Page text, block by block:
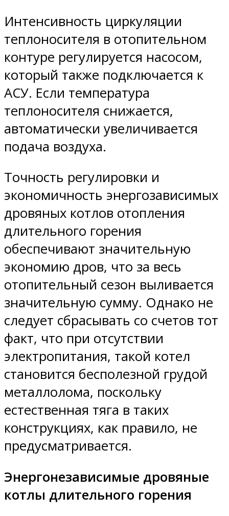
Интенсивность циркуляции
теплоносителя в отопительном
контуре регулируется насосом,
который также подключается к
АСУ. Если температура
теплоносителя снижается,
автоматически увеличивается
подача воздуха.
Точность регулировки и
экономичность энергозависимых
дровяных котлов отопления
длительного горения
обеспечивают значительную
экономию дров, что за весь
отопительный сезон выливается
значительную сумму. Однако не
следует сбрасывать со счетов тот
факт, что при отсутствии
электропитания, такой котел
становится бесполезной грудой
металлолома, поскольку
естественная тяга в таких
конструкциях, как правило, не
предусматривается.
Энергонезависимые дровяные
котлы длительного горения